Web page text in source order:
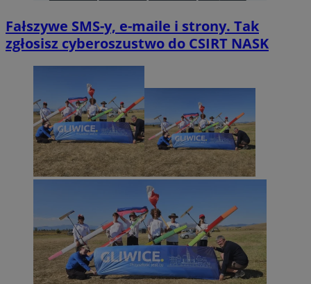
Fałszywe SMS-y, e-maile i strony. Tak
zgłosisz cyberoszustwo do CSIRT NASK